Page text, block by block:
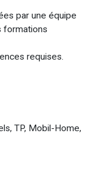
par une équipe
formations
requises.
TP, Mobil-Home,